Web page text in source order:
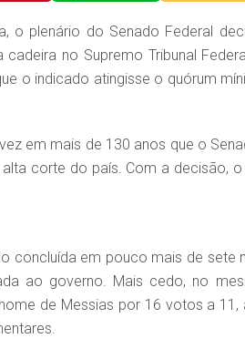
o plenário do Senado Federal
no Supremo Tribunal
o indicado atingisse o quórum
em mais de 130 anos que o
corte do país. Com a decisão,
concluída em pouco mais de sete
ao governo. Mais cedo, no
de Messias por 16 votos a 11,